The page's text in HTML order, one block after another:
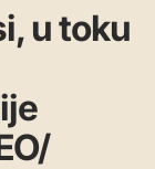
u toku